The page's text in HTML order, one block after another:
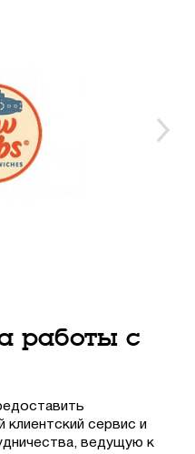
работы с
клиентский сервис и
ведущую к